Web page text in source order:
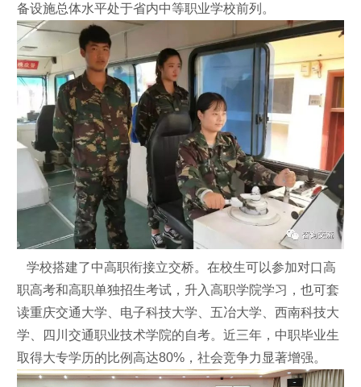
备设施总体水平处于省内中等职业学校前列。
学校搭建了中高职衔接立交桥。在校生可以参加对口高
职高考和高职单独招生考试，升入高职学院学习，也可套
读重庆交通大学、电子科技大学、五冶大学、西南科技大
学、四川交通职业技术学院的自考。近三年，中职毕业生
取得大专学历的比例高达80%，社会竞争力显著增强。